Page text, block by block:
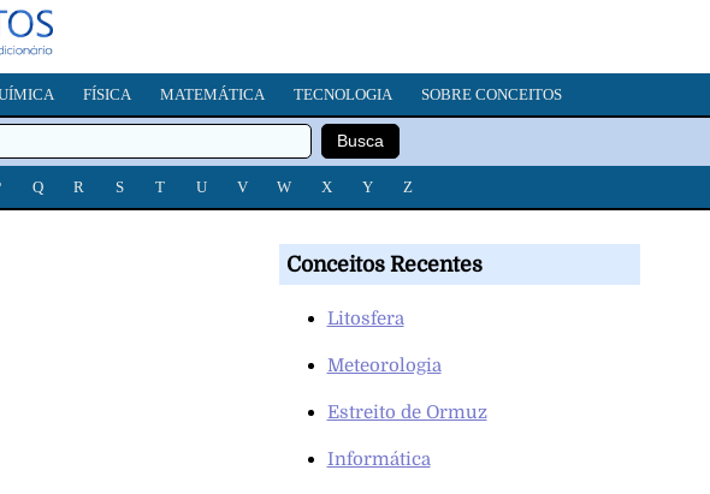
FÍSICA MATEMÁTICA TECNOLOGIA SOBRE CONCEITOS
Q R S T U V W X Y Z
Conceitos Recentes
Litosfera
Meteorologia
Estreito de Ormuz
Informática